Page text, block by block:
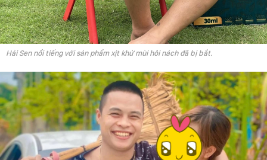
Hải Sen nổi tiếng với sản phẩm xịt khử mùi hôi nách đã bị bắt.